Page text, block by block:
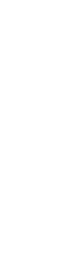
Split
inglés.
tome la
disfrutar
a través de
y
a tu guía
fotos,
la zona. Nos
a diario.
gratuito,
de una